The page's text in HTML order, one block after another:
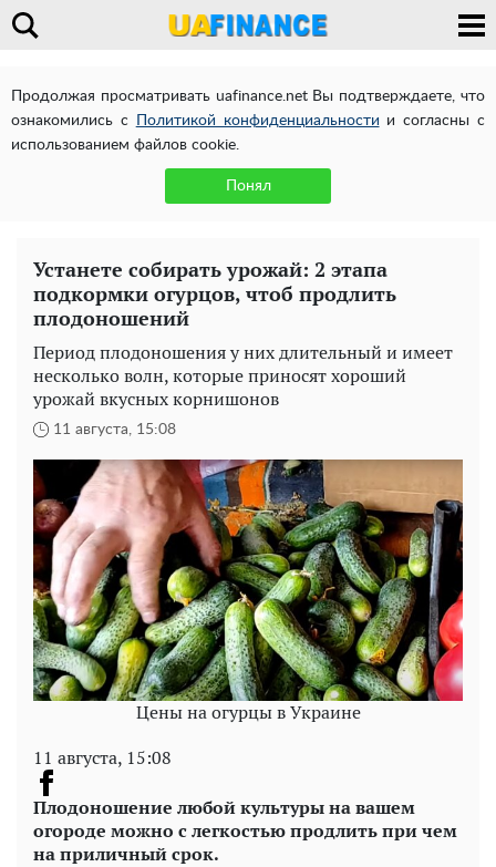
Продолжая просматривать uafinance.net Вы подтверждаете, что
ознакомились с
Политикой конфиденциальности и согласны с
использованием файлов cookie.
Понял
Устанете собирать урожай: 2 этапа
подкормки огурцов, чтоб продлить
плодоношений
Период плодоношения у них длительный и имеет
несколько волн, которые приносят хороший
урожай вкусных корнишонов
11 августа, 15:08
Цены на огурцы в Украине
11 августа, 15:08
Плодоношение любой культуры на вашем
огороде можно с легкостью продлить при чем
на приличный срок.